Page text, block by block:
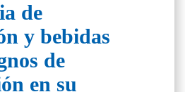
de
y bebidas
de
en su